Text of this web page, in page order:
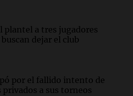
plantel a tres jugadores
dejar el club
por el fallido intento de
a sus torneos